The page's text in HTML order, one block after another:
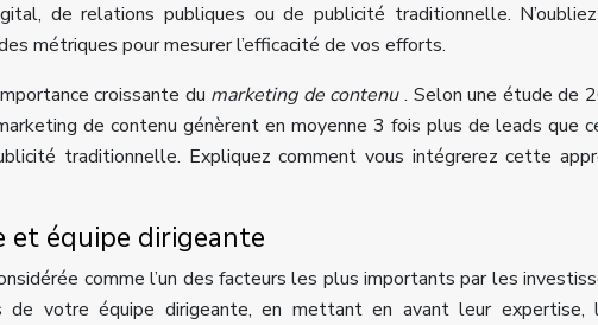
de relations publiques ou de publicité traditionnelle.
métriques pour mesurer l’efficacité de vos efforts.
croissante du marketing de contenu. Selon une étude de
de contenu génèrent en moyenne 3 fois plus de leads que
traditionnelle. Expliquez comment vous intégrerez cette
équipe dirigeante
comme l’un des facteurs les plus importants par les
votre équipe dirigeante, en mettant en avant leur expertise,